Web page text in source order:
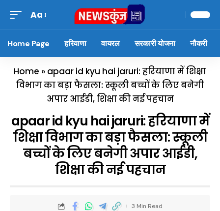
Aa
Home Page हरियाणा वायरल सरकारी योजना नौकरी
Home » apaar id kyu hai jaruri: हरियाणा में शिक्षा
विभाग का बड़ा फैसला: स्कूली बच्चों के लिए बनेगी
अपार आईडी, शिक्षा की नई पहचान
apaar id kyu hai jaruri: हरियाणा में
शिक्षा विभाग का बड़ा फैसला: स्कूली
बच्चों के लिए बनेगी अपार आईडी,
शिक्षा की नई पहचान
3 Min Read